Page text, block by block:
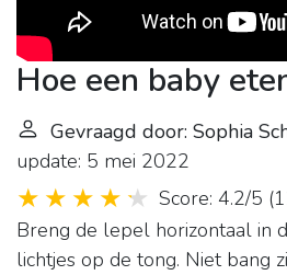
Hoe een baby
Gevraagd door: Sophia
update: 5 mei 2022
Score: 4.2/5 (
Breng de lepel horizontaal in
lichtjes op de tong. Niet bang